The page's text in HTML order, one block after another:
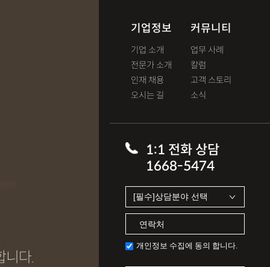
기업정보
기업 소개
전문가 소개
인재 채용
오시는 길
커뮤니티
업무 사례
칼럼
고객 스토리
소식
1:1 전화 상담
1668-5474
개인정보 수집에 동의 합니다.
니다.